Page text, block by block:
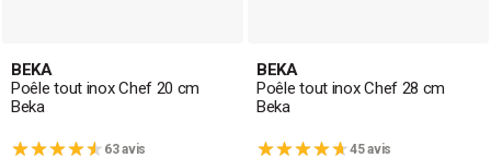
BEKA
Poêle tout inox Chef 20 cm
Beka
63 avis
BEKA
Poêle tout inox Chef 28 cm
Beka
45 avis